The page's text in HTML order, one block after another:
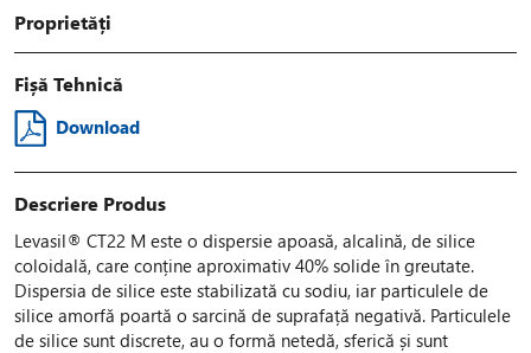
Proprietăți
Fișă Tehnică
Download
Descriere Produs
Levasil® CT22 M este o dispersie apoasă, alcalină, de silice
coloidală, care conține aproximativ 40% solide în greutate.
Dispersia de silice este stabilizată cu sodiu, iar particulele de
silice amorfă poartă o sarcină de suprafață negativă. Particulele
de silice sunt discrete, au o formă netedă, sferică și sunt